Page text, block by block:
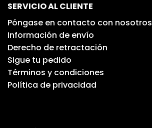
SERVICIO AL CLIENTE
Póngase en contacto con nosotros
Información de envío
Derecho de retractación
Sigue tu pedido
Términos y condiciones
Política de privacidad